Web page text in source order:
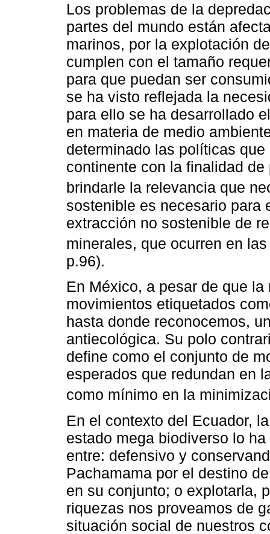
Los problemas de la
partes del mundo están
marinos, por la explotación
cumplen con el tamaño
para que puedan ser
se ha visto reflejada la
para ello se ha desarrollado
en materia de medio
determinado las políticas
continente con la finalidad
brindarle la relevancia que
sostenible es necesario para
extracción no sostenible de
minerales, que ocurren en
p.96).
En México, a pesar de que
movimientos etiquetados
hasta donde reconocemos,
antiecológica. Su polo
define como el conjunto de
esperados que redundan en
como mínimo en la
En el contexto del Ecuador,
estado mega biodiverso lo
entre: defensivo y
Pachamama por el destino
en su conjunto; o explotarla,
riquezas nos proveamos de
situación social de nuestros